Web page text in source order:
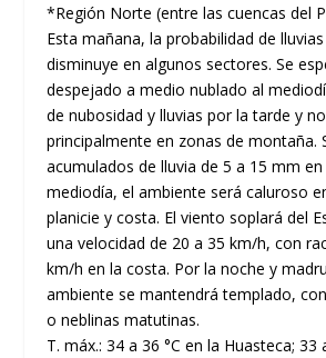
*Región Norte (entre las cuencas del
Esta mañana, la probabilidad de
disminuye en algunos sectores. Se
despejado a medio nublado al
de nubosidad y lluvias por la tarde y
principalmente en zonas de montaña.
acumulados de lluvia de 5 a 15 mm en
mediodía, el ambiente será caluroso
planicie y costa. El viento soplará del
una velocidad de 20 a 35 km/h, con
km/h en la costa. Por la noche y
ambiente se mantendrá templado,
o neblinas matutinas.
T. máx.: 34 a 36 °C en la Huasteca; 33